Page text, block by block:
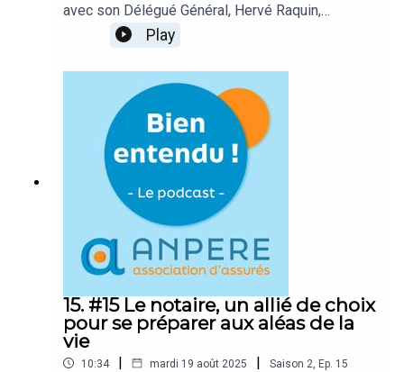
avec son Délégué Général, Hervé Raquin,
l’histoire des associations d’assurés ANPERE et
ANPERE Retraite, leurs missions et leurs actions.
d’Épargne, de Retraite, de Prévoyance ou de
Dépendance ? Quels sont les outils
pédagogiques développés et mis au service de
ses adhérents ? Comment ne manquer aucune
information ou conseil en ces temps si
complexes ? Un épisode riche en
recommandations pour mieux prévenir et donc
bien se protéger.
Play
15. #15 Le notaire, un allié de choix
pour se préparer aux aléas de la
vie
10:34 | mardi 19 août 2025 | Saison 2 Ep. 15